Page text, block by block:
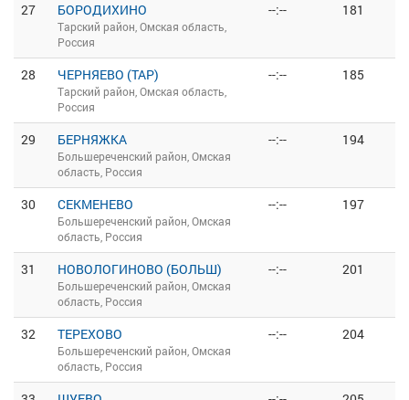
27 БОРОДИХИНО
Тарский район, Омская область,
Россия
--:-- 181
28 ЧЕРНЯЕВО (ТАР)
Тарский район, Омская область,
Россия
--:-- 185
29 БЕРНЯЖКА
Большереченский район, Омская
область, Россия
--:-- 194
30 СЕКМЕНЕВО
Большереченский район, Омская
область, Россия
--:-- 197
31 НОВОЛОГИНОВО (БОЛЬШ)
Большереченский район, Омская
область, Россия
--:-- 201
32 ТЕРЕХОВО
Большереченский район, Омская
область, Россия
--:-- 204